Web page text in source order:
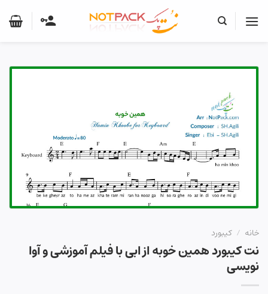
خانه / کیبورد
نت کیبورد همین خوبه از ابی با فیلم آموزشی و آوا
نویسی